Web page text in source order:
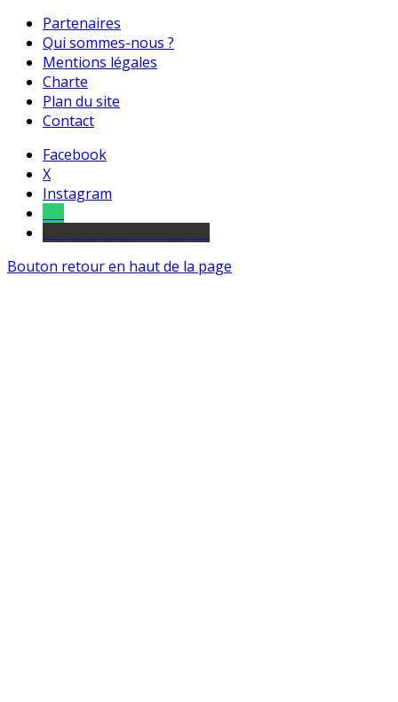
Partenaires
Qui sommes-nous ?
Mentions légales
Charte
Plan du site
Contact
Facebook
X
Instagram
Bouton retour en haut de la page